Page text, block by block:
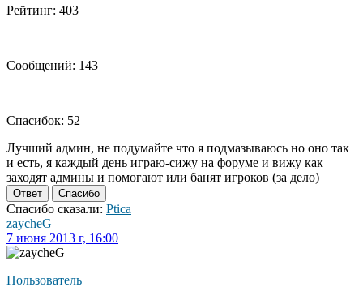
Рейтинг: 403
Сообщений: 143
Спасибок: 52
Лучший админ, не подумайте что я подмазываюсь но оно так
и есть, я каждый день играю-сижу на форуме и вижу как
заходят админы и помогают или банят игроков (за дело)
Ответ Спасибо
Спасибо сказали: Ptica
zaycheG
7 июня 2013 г, 16:00
Пользователь